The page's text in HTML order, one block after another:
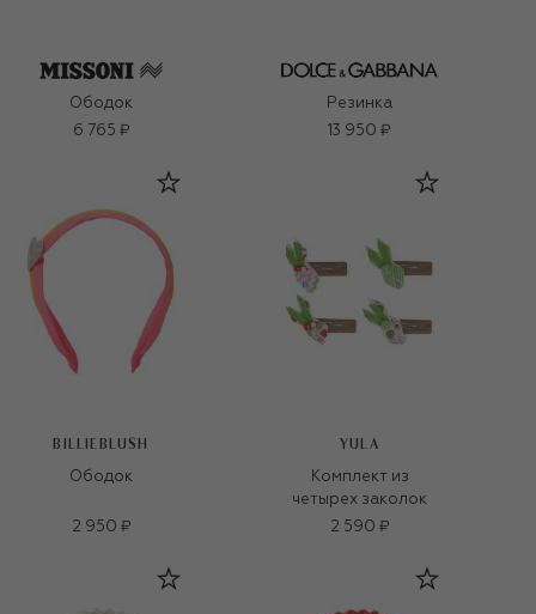
Ободок
6 765 ₽
Резинка
13 950 ₽
BILLIEBLUSH
Ободок
2 950 ₽
YULA
Комплект из
четырех заколок
2 590 ₽